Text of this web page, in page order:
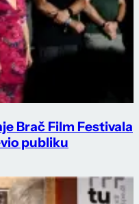
Brač Film Festivala
publiku